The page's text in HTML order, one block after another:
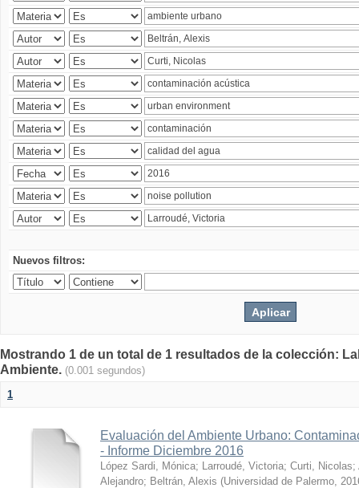
Nuevos filtros:
Mostrando 1 de un total de 1 resultados de la colección:
Ambiente. (0.001 segundos)
1
Evaluación del Ambiente Urbano:
- Informe Diciembre 2016
López Sardi, Mónica; Larroudé, Victoria; Curti, Nicolas;
Alejandro; Beltrán, Alexis (Universidad de Palermo,